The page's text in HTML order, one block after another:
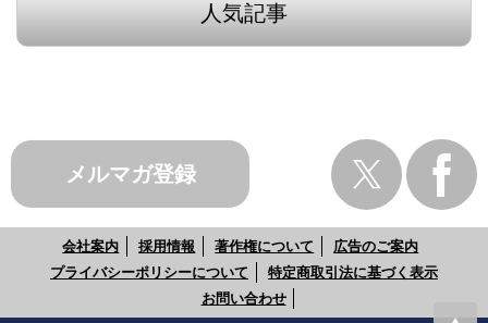
人気記事
メルマガ登録
会社案内 採用情報 著作権について
広告のご案内
プライバシーポリシーについて
特定商取引法に基づく表示
お問い合わせ